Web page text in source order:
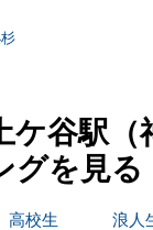
ケ谷駅（
グを見る
高校生 浪人